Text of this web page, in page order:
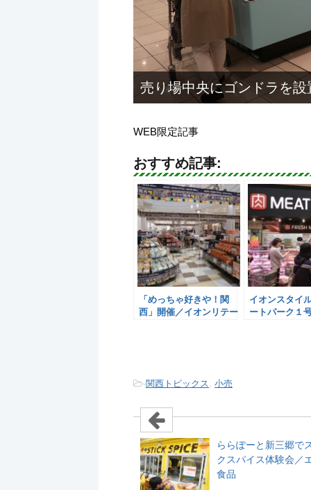
売り場中央にゴンドラを
WEB限定記事
おすすめ記事:
「めっちゃ好きや！関
西」開催／イオンリテー
イオンスタイ
ートパーク１
-関西トピックス 小売
ららぽーと新三郷で
クスパイス体験会／
食品